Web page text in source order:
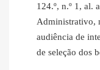
124.º, n.º 1, al.
Administrativo,
audiência de
de seleção dos